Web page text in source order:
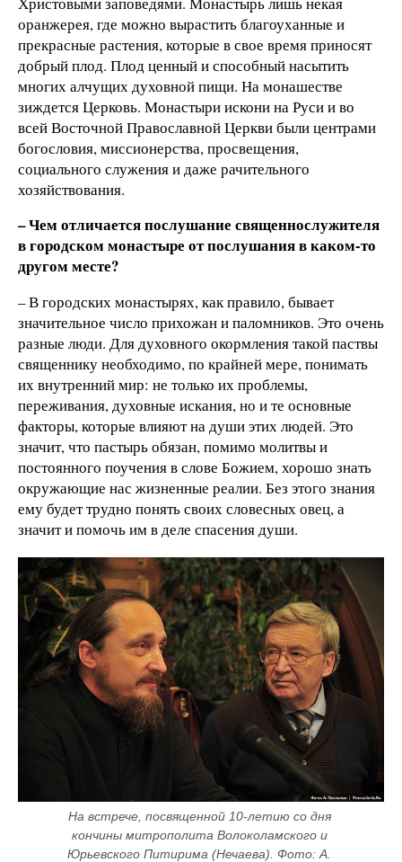
оранжерея, где можно вырастить благоуханные и
прекрасные растения, которые в свое время приносят
добрый плод. Плод ценный и способный насытить
многих алчущих духовной пищи. На монашестве
зиждется Церковь. Монастыри искони на Руси и во
всей Восточной Православной Церкви были центрами
богословия, миссионерства, просвещения,
социального служения и даже рачительного
хозяйствования.
– Чем отличается послушание священнослужителя
в городском монастыре от послушания в каком-то
другом месте?
– В городских монастырях, как правило, бывает
значительное число прихожан и паломников. Это очень
разные люди. Для духовного окормления такой паствы
священнику необходимо, по крайней мере, понимать
их внутренний мир: не только их проблемы,
переживания, духовные искания, но и те основные
факторы, которые влияют на души этих людей. Это
значит, что пастырь обязан, помимо молитвы и
постоянного поучения в слове Божием, хорошо знать
окружающие нас жизненные реалии. Без этого знания
ему будет трудно понять своих словесных овец, а
значит и помочь им в деле спасения души.
На встрече, посвященной 10-летию со дня
кончины митрополита Волоколамского и
Юрьевского Питирима (Нечаева). Фото: А.